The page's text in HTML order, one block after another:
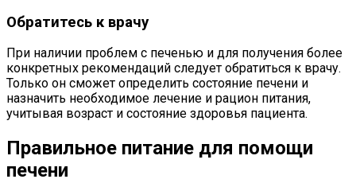
Обратитесь к врачу
При наличии проблем с печенью и для получения более
конкретных рекомендаций следует обратиться к врачу.
Только он сможет определить состояние печени и
назначить необходимое лечение и рацион питания,
учитывая возраст и состояние здоровья пациента.
Правильное питание для помощи
печени